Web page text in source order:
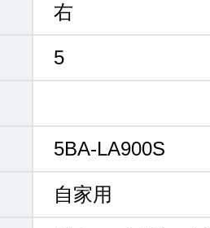
右
5
5BA-LA900S
自家用